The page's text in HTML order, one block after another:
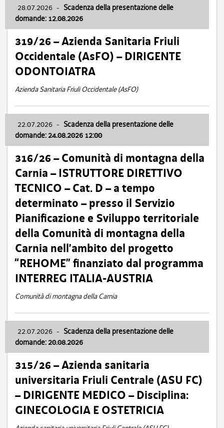
28.07.2026 - Scadenza della presentazione delle
domande: 12.08.2026
319/26 – Azienda Sanitaria Friuli
Occidentale (AsFO) – DIRIGENTE
ODONTOIATRA
Azienda Sanitaria Friuli Occidentale (AsFO)
22.07.2026 - Scadenza della presentazione delle
domande: 24.08.2026 12:00
316/26 – Comunità di montagna della
Carnia – ISTRUTTORE DIRETTIVO
TECNICO – Cat. D – a tempo
determinato – presso il Servizio
Pianificazione e Sviluppo territoriale
della Comunità di montagna della
Carnia nell’ambito del progetto
“REHOME” finanziato dal programma
INTERREG ITALIA-AUSTRIA
Comunità di montagna della Carnia
22.07.2026 - Scadenza della presentazione delle
domande: 20.08.2026
315/26 – Azienda sanitaria
universitaria Friuli Centrale (ASU FC)
– DIRIGENTE MEDICO – Disciplina:
GINECOLOGIA E OSTETRICIA